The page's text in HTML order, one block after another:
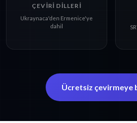
ÇEVIRI DILLERI
Ukraynaca'den Ermenice'ye
dahil
Ücretsiz çevirmeye